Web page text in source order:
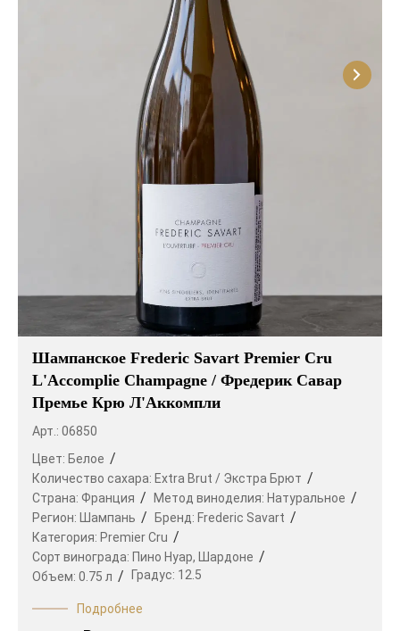
Шампанское Frederic Savart Premier Cru
L'Accomplie Champagne / Фредерик Савар
Премье Крю Л'Аккомпли
Арт.: 06850
Цвет: Белое
Количество сахара: Extra Brut / Экстра Брют
Страна: Франция Метод виноделия: Натуральное
Регион:
Шампань Бренд: Frederic Savart
Категория: Premier Cru
Сорт винограда: Пино Нуар,
Шардоне
Объем: 0.75 л Градус: 12.5
Подробнее